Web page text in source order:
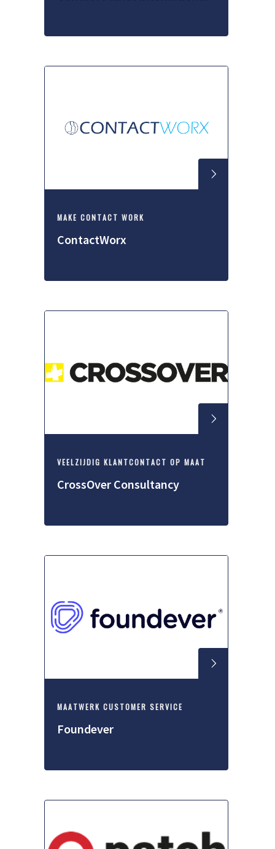
MAKE CONTACT WORK
ContactWorx
VEELZIJDIG KLANTCONTACT OP MAAT
CrossOver Consultancy
MAATWERK CUSTOMER SERVICE
Foundever